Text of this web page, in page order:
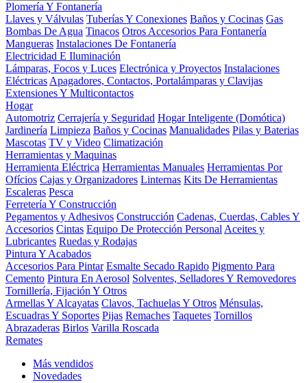
Plomería Y Fontanería
Llaves y Válvulas Tuberías Y Conexiones Baños y Cocinas Gas
Bombas De Agua Tinacos Otros Accesorios Para Fontanería
Mangueras Instalaciones De Fontanería
Electricidad E Iluminación
Lámparas, Focos y Luces Electrónica y Proyectos Instalaciones
Eléctricas Apagadores, Contactos, Portalámparas y Clavijas
Extensiones Y Multicontactos
Hogar
Automotriz Cerrajería y Seguridad Hogar Inteligente (Domótica)
Jardinería Limpieza Baños y Cocinas Manualidades Pilas y Baterias
Mascotas TV y Video Climatización
Herramientas y Maquinas
Herramienta Eléctrica Herramientas Manuales Herramientas Por
Ofícios Cajas y Organizadores Linternas Kits De Herramientas
Escaleras Pesca
Ferretería Y Construcción
Pegamentos y Adhesivos Construcción Cadenas, Cuerdas, Cables Y
Accesorios Cintas Equipo De Protección Personal Aceites y
Lubricantes Ruedas y Rodajas
Pintura Y Acabados
Accesorios Para Pintar Esmalte Secado Rapido Pigmento Para
Cemento Pintura En Aerosol Solventes, Selladores Y Removedores
Tornillería, Fijación Y Otros
Armellas Y Alcayatas Clavos, Tachuelas Y Otros Ménsulas,
Escuadras Y Soportes Pijas Remaches Taquetes Tornillos
Abrazaderas Birlos Varilla Roscada
Remates
Más vendidos
Novedades